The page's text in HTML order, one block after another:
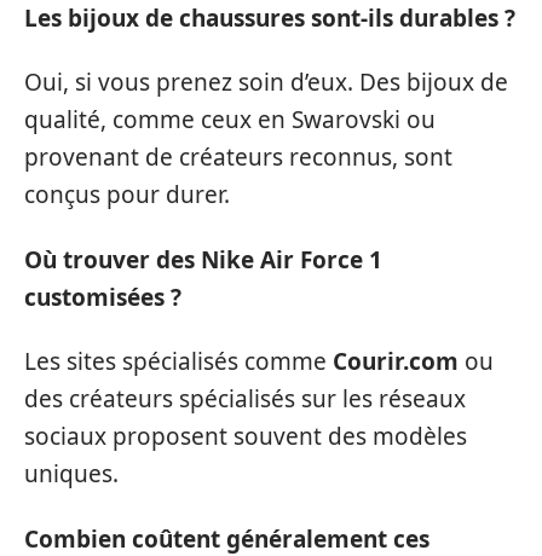
Les bijoux de chaussures sont-ils durables ?
Oui, si vous prenez soin d’eux. Des bijoux de
qualité, comme ceux en Swarovski ou
provenant de créateurs reconnus, sont
conçus pour durer.
Où trouver des Nike Air Force 1
customisées ?
Les sites spécialisés comme Courir.com ou
des créateurs spécialisés sur les réseaux
sociaux proposent souvent des modèles
uniques.
Combien coûtent généralement ces